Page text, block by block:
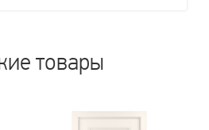
товары